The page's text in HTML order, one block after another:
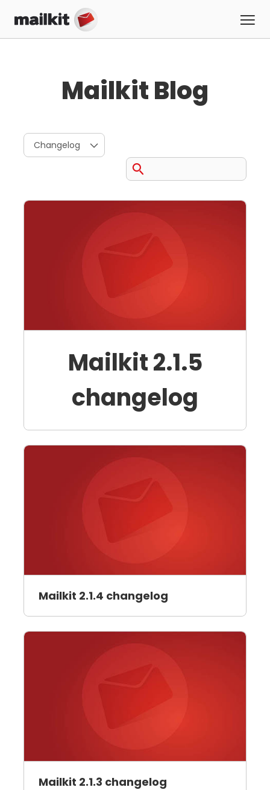
Mailkit Blog
Changelog
Mailkit 2.1.5
changelog
Mailkit 2.1.4 changelog
Mailkit 2.1.3 changelog